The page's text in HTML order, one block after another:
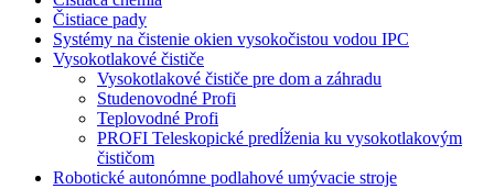
Čistiace pady
Systémy na čistenie okien vysokočistou vodou IPC
Vysokotlakové čističe
Vysokotlakové čističe pre dom a záhradu
Studenovodné Profi
Teplovodné Profi
PROFI Teleskopické predĺženia ku vysokotlakovým
čističom
Robotické autonómne podlahové umývacie stroje